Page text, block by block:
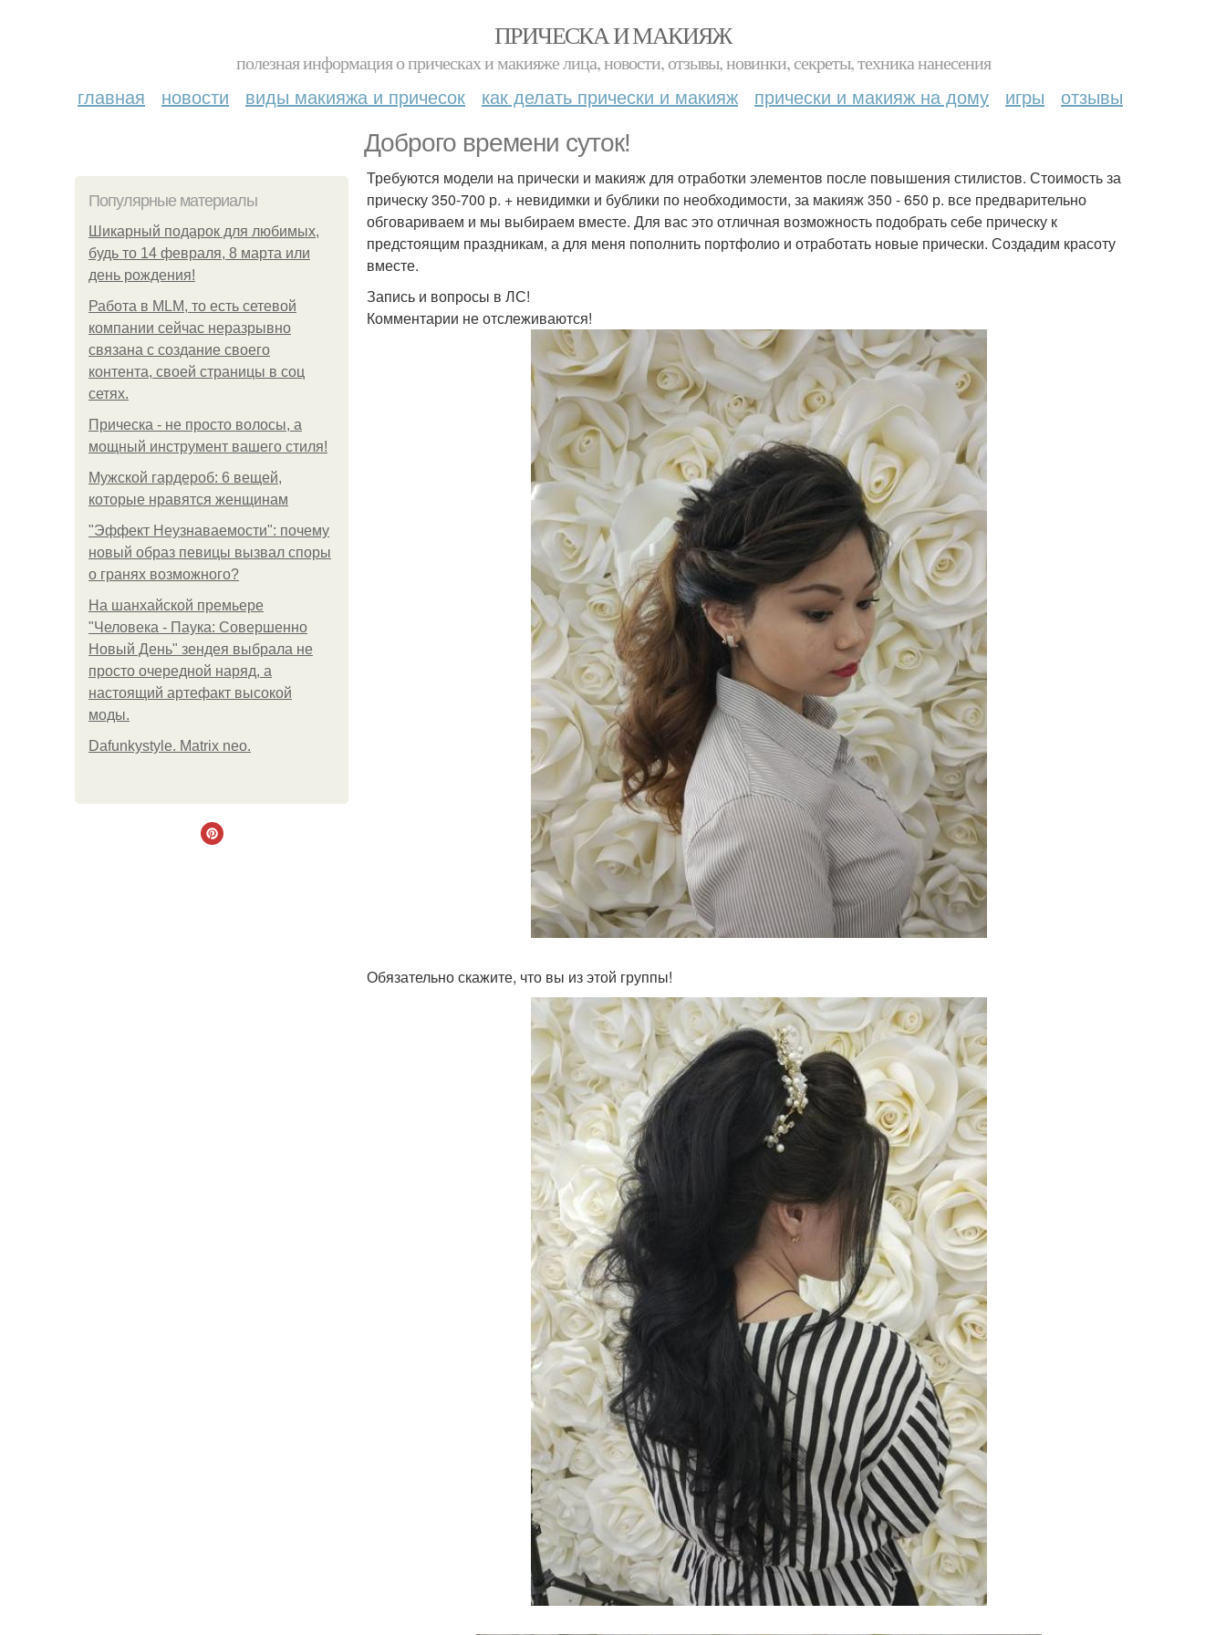
ПРИЧЕСКА И МАКИЯЖ
полезная информация о прическах и макияже лица, новости, отзывы, новинки, секреты, техника нанесения
главная новости виды макияжа и причесок как делать прически и макияж прически и макияж на дому игры отзывы
Доброго времени суток!
Популярные материалы
Шикарный подарок для любимых,
будь то 14 февраля, 8 марта или
день рождения!
Работа в MLM, то есть сетевой
компании сейчас неразрывно
связана с создание своего
контента, своей страницы в соц
сетях.
Прическа - не просто волосы, а
мощный инструмент вашего стиля!
Мужской гардероб: 6 вещей,
которые нравятся женщинам
"Эффект Неузнаваемости": почему
новый образ певицы вызвал споры
о гранях возможного?
На шанхайской премьере
"Человека - Паука: Совершенно
Новый День" зендея выбрала не
просто очередной наряд, а
настоящий артефакт высокой
моды.
Dafunkystyle. Matrix neo.
Требуются модели на прически и макияж для отработки элементов после повышения стилистов. Стоимость за
прическу 350-700 р. + невидимки и бублики по необходимости, за макияж 350 - 650 р. все предварительно
обговариваем и мы выбираем вместе. Для вас это отличная возможность подобрать себе прическу к
предстоящим праздникам, а для меня пополнить портфолио и отработать новые прически. Создадим красоту
вместе.
Запись и вопросы в ЛС!
Комментарии не отслеживаются!
Обязательно скажите, что вы из этой группы!